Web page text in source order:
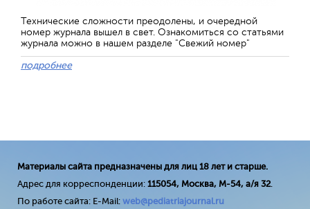
Технические сложности преодолены, и очередной
номер журнала вышел в свет. Ознакомиться со статьями
журнала можно в нашем разделе "Свежий номер"
подробнее
Материалы сайта предназначены для лиц 18 лет и старше.
Адрес для корреспонденции: 115054, Москва, М-54, а/я 32.
По работе сайта: E-Mail: web@pediatriajournal.ru